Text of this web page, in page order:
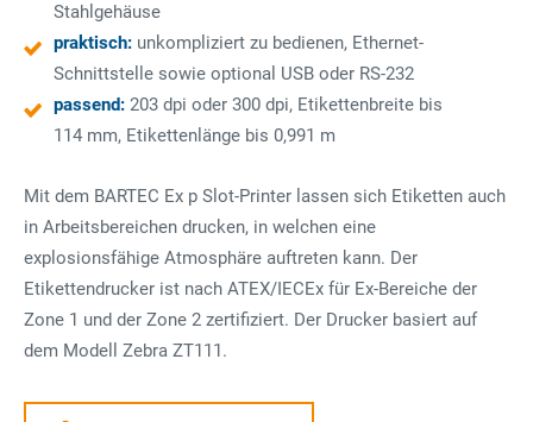
Stahlgehäuse
praktisch: unkompliziert zu bedienen, Ethernet-
Schnittstelle sowie optional USB oder RS-232
passend: 203 dpi oder 300 dpi, Etikettenbreite bis
114 mm, Etikettenlänge bis 0,991 m
Mit dem BARTEC Ex p Slot-Printer lassen sich Etiketten auch
in Arbeitsbereichen drucken, in welchen eine
explosionsfähige Atmosphäre auftreten kann. Der
Etikettendrucker ist nach ATEX/IECEx für Ex-Bereiche der
Zone 1 und der Zone 2 zertifiziert. Der Drucker basiert auf
dem Modell Zebra ZT111.